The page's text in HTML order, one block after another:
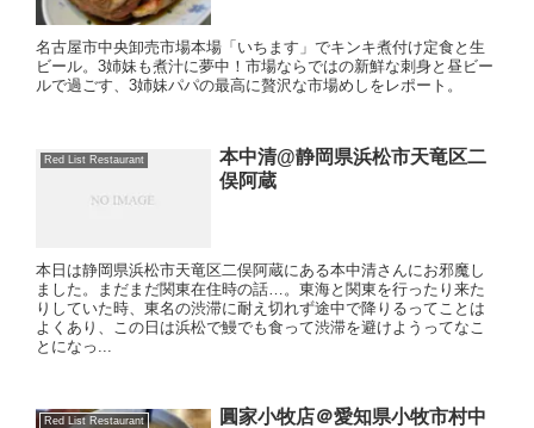
名古屋市中央卸売市場本場「いちます」でキンキ煮付け定食と生
ビール。3姉妹も煮汁に夢中！市場ならではの新鮮な刺身と昼ビー
ルで過ごす、3姉妹パパの最高に贅沢な市場めしをレポート。
Red List Restaurant
本中清@静岡県浜松市天竜区二
俣阿蔵
本日は静岡県浜松市天竜区二俣阿蔵にある本中清さんにお邪魔し
ました。まだまだ関東在住時の話…。東海と関東を行ったり来た
りしていた時、東名の渋滞に耐え切れず途中で降りるってことは
よくあり、この日は浜松で鰻でも食って渋滞を避けようってなこ
とになっ...
Red List Restaurant
圓家小牧店＠愛知県小牧市村中